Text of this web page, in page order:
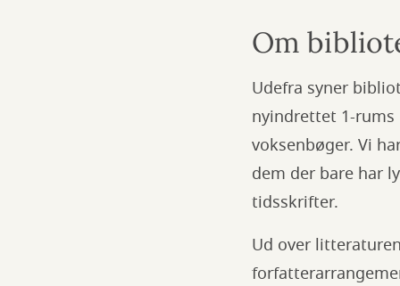
Om
Udefra syner
nyindrettet 1-
voksenbøger. Vi
dem der bare har
tidsskrifter.
Ud over